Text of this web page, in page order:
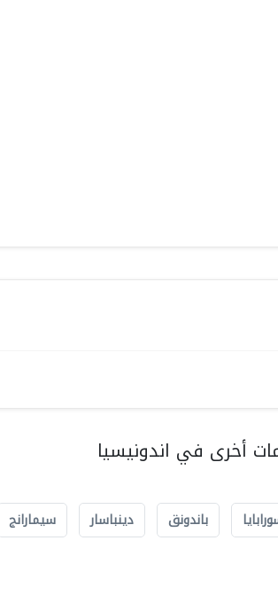
أخرى في اندونيسيا
باندونق دينباسار سيمارانج